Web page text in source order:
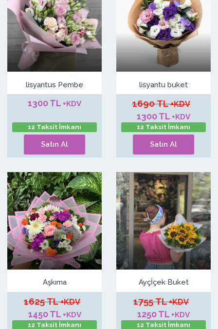
lisyantus Pembe
1300 TL +KDV
12 Taksit İmkanı
Satın Al
lisyantu buket
1690 TL+KDV
1300 TL +KDV
12 Taksit İmkanı
Satın Al
Aşkıma
1625 TL+KDV
1450 TL +KDV
12 Taksit İmkanı
Ayçİçek Buket
1755 TL+KDV
1250 TL +KDV
12 Taksit İmkanı